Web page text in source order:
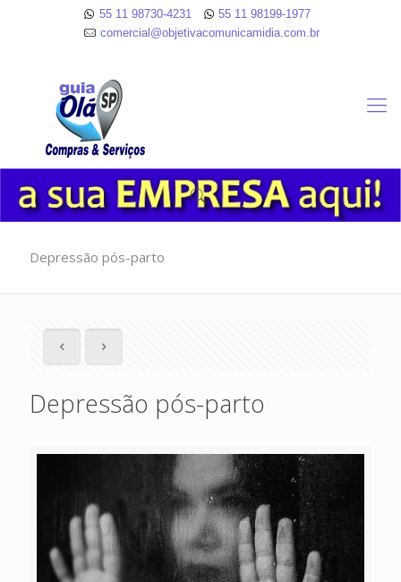
55 11 98730-4231
55 11 98199-1977
comercial@objetivacomunicamidia.com.br
Depressão pós-parto
Depressão pós-parto